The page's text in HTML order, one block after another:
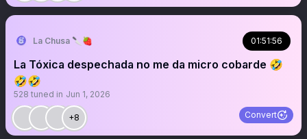
La Chusa 🔪🍓 01:51:56
La Tóxica despechada no me da micro cobarde 🤣
🤣🤣
528 tuned in Jun 1, 2026
+8 Convert